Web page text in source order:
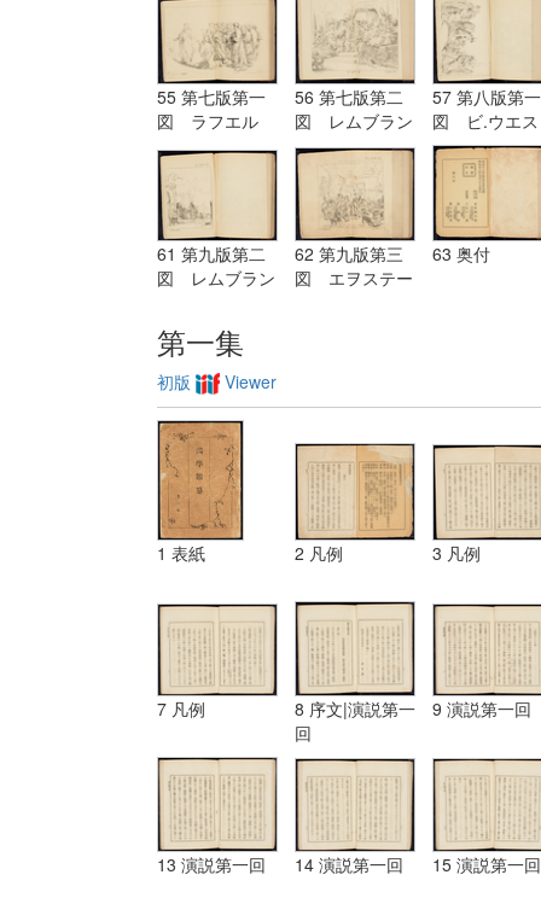
55 第七版第一
図 ラフエル
Raffaelle
56 第七版第二
図 レムブラン
ド Rembrandt
57 第八版第一
図 ビ.ウエス
ト B.West
61 第九版第二
図 レムブラン
62 第九版第三
図 エヲステー
63 奥付
第一集
初版 Viewer
1 表紙 2 凡例 3 凡例
7 凡例
8 序文|演説第一
回
9 演説第一回
13 演説第一回 14 演説第一回 15 演説第一回